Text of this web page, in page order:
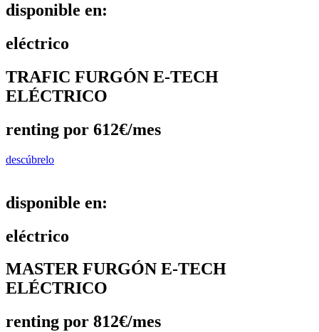
disponible en:
eléctrico
TRAFIC FURGÓN E-TECH
ELÉCTRICO
renting por 612€/mes
descúbrelo
disponible en:
eléctrico
MASTER FURGÓN E-TECH
ELÉCTRICO
renting por 812€/mes